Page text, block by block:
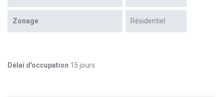
Zonage Résidentiel
Délai d'occupation 15 jours